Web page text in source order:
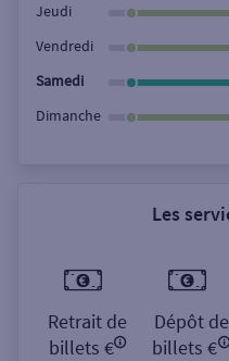
Jeudi
Vendredi
Samedi
Dimanche
Les
Retrait de
billets €
Dépôt de
billets €